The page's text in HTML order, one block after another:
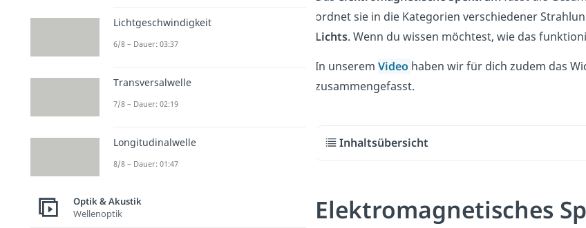
ordnet sie in die Kategorien verschiedener
Lichts. Wenn du wissen möchtest, wie das
In unserem Video haben wir für dich zudem das
zusammengefasst.
Inhaltsübersicht
Elektromagnetisches
Lichtgeschwindigkeit
6/8 – Dauer: 03:37
Transversalwelle
7/8 – Dauer: 02:19
Longitudinalwelle
8/8 – Dauer: 01:47
Optik & Akustik
Wellenoptik